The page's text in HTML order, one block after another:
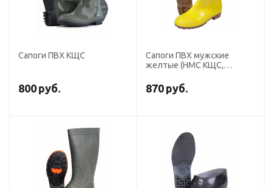
Сапоги ПВХ КЩС
800 руб.
Сапоги ПВХ мужские
желтые (НМС КЩС,
38см)
870 руб.